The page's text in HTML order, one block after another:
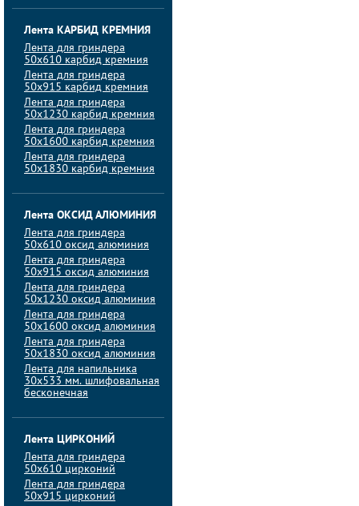
Лента КАРБИД КРЕМНИЯ
Лента для гриндера
50х610 карбид кремния
Лента для гриндера
50х915 карбид кремния
Лента для гриндера
50х1230 карбид кремния
Лента для гриндера
50х1600 карбид кремния
Лента для гриндера
50х1830 карбид кремния
Лента ОКСИД АЛЮМИНИЯ
Лента для гриндера
50х610 оксид алюминия
Лента для гриндера
50х915 оксид алюминия
Лента для гриндера
50х1230 оксид алюминия
Лента для гриндера
50х1600 оксид алюминия
Лента для гриндера
50х1830 оксид алюминия
Лента для напильника
30х533 мм. шлифовальная
бесконечная
Лента ЦИРКОНИЙ
Лента для гриндера
50х610 цирконий
Лента для гриндера
50х915 цирконий